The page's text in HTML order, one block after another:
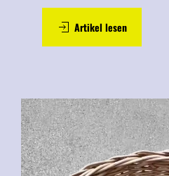
Artikel lesen